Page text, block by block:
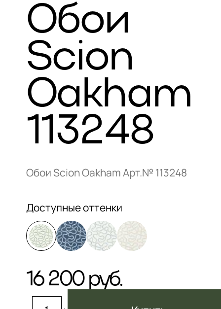
Обои
Scion
Oakham
113248
Обои Scion Oakham Арт.№ 113248
Доступные оттенки
16 200 руб.